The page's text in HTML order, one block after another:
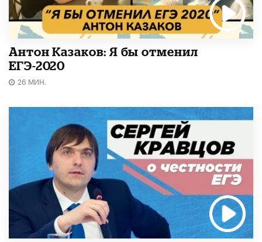
Антон Казаков: Я бы отменил
ЕГЭ-2020
26 МИН.